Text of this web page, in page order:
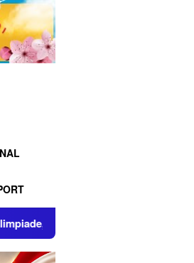
Pakar FIBA Nicolas Widmer